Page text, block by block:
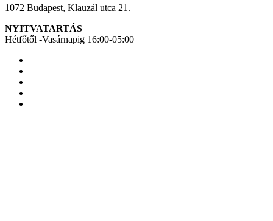
1072 Budapest, Klauzál utca 21.
NYITVATARTÁS
Hétfőtől -Vasárnapig 16:00-05:00